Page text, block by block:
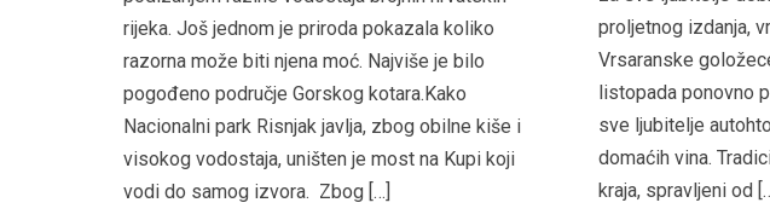
rijeka. Još jednom je priroda pokazala koliko
razorna može biti njena moć. Najviše je bilo
pogođeno područje Gorskog kotara.Kako
Nacionalni park Risnjak javlja, zbog obilne kiše i
visokog vodostaja, uništen je most na Kupi koji
vodi do samog izvora. Zbog […]
proljetnog izdanja,
Vrsaranske
listopada ponovno
sve ljubitelje
domaćih vina.
kraja, spravljeni od